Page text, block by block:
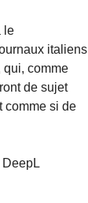
le
italiens
qui, comme
de sujet
comme si de